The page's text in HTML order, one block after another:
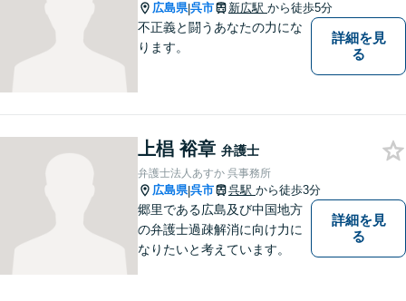
広島県|呉市 新広駅 から徒歩5分
不正義と闘うあなたの力にな
ります。
詳細を見
る
上椙 裕章 弁護士
弁護士法人あすか 呉事務所
広島県|呉市 呉駅 から徒歩3分
郷里である広島及び中国地方
の弁護士過疎解消に向け力に
なりたいと考えています。
詳細を見
る